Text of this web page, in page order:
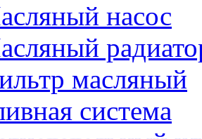
насос
масляный
система